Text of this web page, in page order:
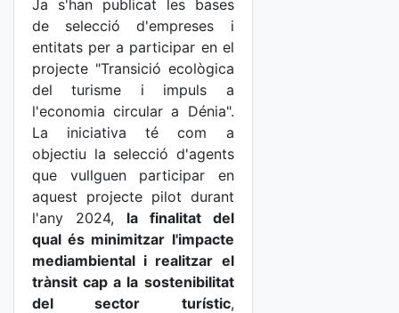
Ja s'han publicat les bases
de selecció d'empreses i
entitats per a participar en el
projecte "Transició ecològica
del turisme i impuls a
l'economia circular a Dénia".
La iniciativa té com a
objectiu la selecció d'agents
que vullguen participar en
aquest projecte pilot durant
l'any 2024, la finalitat del
qual és minimitzar l'impacte
mediambiental i realitzar el
trànsit cap a la sostenibilitat
del sector turístic,